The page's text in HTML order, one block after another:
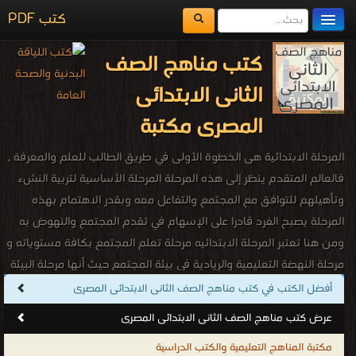
كتب PDF
مكتبة الكتب
المكتبات
يُقرأ حالياً
اضف كتاب
كتب مناهج الصف
الثانى الابتدائى
المصرى مكتبة
المرحلة الابتدائية هى الخطوة الأولى في طريق الطالب للعلم والمعرفة ,
فالعالم المتقدم ينظر إلى هذه المرحلة المرحلة الأساسية لتربية النشء
وتأهيلهم للتوافق مع المجتمع والتفاعل معه وبقدر الاهتمام بهذه
المرحلة يصبح الفرد قادرا على الإسهام في تقدم المجتمع والنهوض به
ومن هنا تعتبر المرحلة الابتدائيه مرحلة تعلم المجتمع بكافة مستوياته و
مرحلة النهضة التعليمية والريادية في بيئة المجتمع حيث أنها مرحلة البيئة
الثانية للطالب بعد الأسرة كما أنها مرحلة البداية في تكوينه الشخصي
من سن السادسة بداية التكليف إلى الثانية عشر سن التمييز من عمره
حيث أنها تشمل الطفولة الوسطى والطفولة المتأخرة [6ــ12] وتعتبرهذه
المرحلة بداية النقش العلمي والفكري في ذهن الطالب والذي يستمر
أفضل الكتب في كتب مناهج الصف الثانى الابتدائى المصرى
عرض كتب مناهج الصف الثانى الابتدائى المصرى
مكتبة المناهج التعليمية والكتب الدراسية